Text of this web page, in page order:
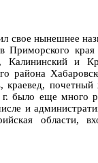
свое нынешнее
Приморского
Калининский и
района
почетный
было еще много
и
области,